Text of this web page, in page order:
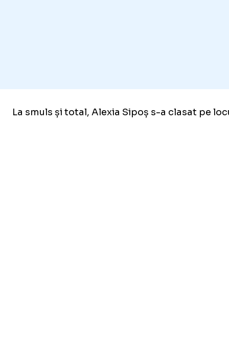
La smuls și total, Alexia Sipoș s-a clasat pe